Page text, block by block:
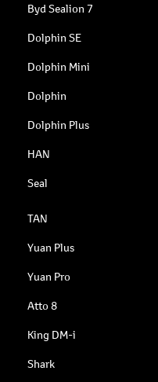
Dolphin SE
Dolphin Mini
Dolphin
Dolphin Plus
HAN
Seal
Yuan Plus
Yuan Pro
Atto 8
King DM-i
Shark
Song Plus DM-i